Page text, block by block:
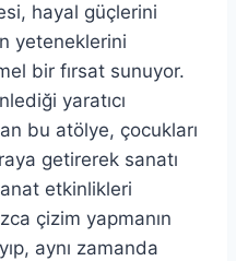
hayal güçlerini
yeteneklerini
bir fırsat sunuyor.
yaratıcı
bu atölye, çocukları
getirerek sanatı
etkinlikleri
çizim yapmanın
aynı zamanda